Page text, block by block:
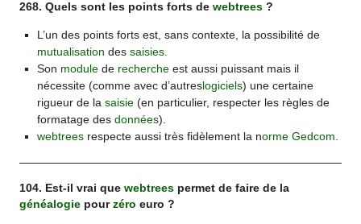
268. Quels sont les points forts dewebtrees ?
L’un des points forts est, sans contexte, la possibilité de
mutualisation des saisies.
Son modulede rechercheest aussi puissant mais il
nécessite (comme avec d’autreslogiciels) une certaine
rigueur de la saisie(en particulier, respecter les règles de
formatage des données).
webtreesrespecte aussi très fidèlement la norme Gedcom
104. Est-il vrai quewebtrees permet de faire de la
généalogie pourzéro euro ?